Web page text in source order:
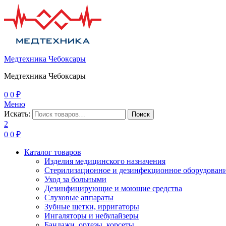
Медтехника Чебоксары
Медтехника Чебоксары
0 0 ₽
Меню
Искать:
Поиск
2
0 0 ₽
Каталог товаров
Изделия медицинского назначения
Стерилизационное и дезинфекционное
Уход за больными
Дезинфицирующие и моющие средства
Слуховые аппараты
Зубные щетки, ирригаторы
Ингаляторы и небулайзеры